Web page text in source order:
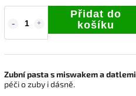
Přidat do
košíku
Zubní pasta s miswakem a datlemi
péči o zuby i dásně.